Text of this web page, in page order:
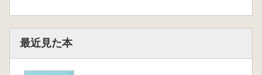
最近見た本